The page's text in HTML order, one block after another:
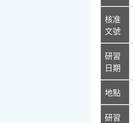
核准
文號
研習
日期
地點
研習